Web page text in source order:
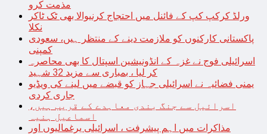
مذمت کرو
ورلڈ کرکپ کپ کے فائنل میں احتجاج کرنیوالا بھی ٹک ٹاکر
نکلا
پاکستانی کارکنوں کو ملازمت دینے کے منتظر ہیں، سعودی
کمپنی
اسرائیلی فوج نے غزہ کے انڈونیشین اسپتال کا بھی محاصرہ
کر لیا ، بمباری سے مزید 32 شہید
یمنی فضائیہ نے اسرائیلی جہاز کو قبضے میں لینے کی ویڈیو
جاری کردی
اسرائیل سے جنگ بندی معاہدے کے قریب ہیں،
اسماعیل ہنیہ
مذاکرات میں اہم پیشرفت ، اسرائیلی یرغمالیوں اور